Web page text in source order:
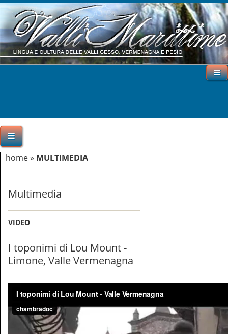
home» MULTIMEDIA
Multimedia
VIDEO
I toponimi di Lou Mount -
Limone, Valle Vermenagna